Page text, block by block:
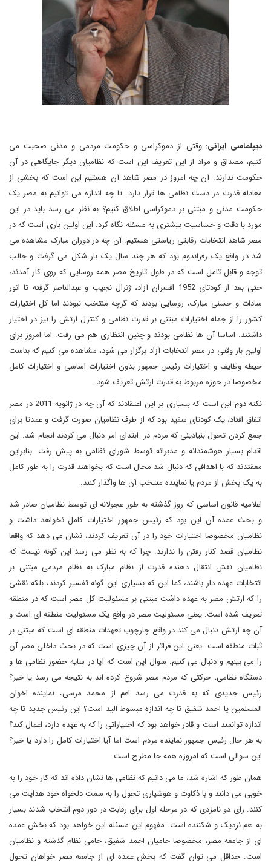
دیپلماسی ایرانی:وقتی از دموکراسی و حکومت مردمی و مدنی صحبت می
کنیم، مصداق و مراد از این تعریف این است که نظامیان دیگر جایگاهی در آن
حکومت ندارند. آن چه امروز در مصر شاهد آن هستیم این است که بخشی از
معادله قدرت در دست نظامی ها قرار دارد. تا چه اندازه می توانیم به مصر یک
حکومت مدنی و مبتنی بر دموکراسی اطلاق کنیم؟ به نظر می رسد باید در این
مورد با دقت و حساسیت بیشتری به مسئله نگاه کرد. این اولین باری است که در
مصر شاهد انتخابات رقابتی ریاستی هستیم. آن چه در دوران مبارک مشاهده می
شد در واقع یک رفراندوم بود که هر چند سال یک بار شکل می گرفت و جالب
توجه و قابل تامل است که در طول تاریخ مصر همه روسایی که روی کار آمدند،
حتی بعد از کودتای 1952 افسران آزاد، ژنرال نجیب و عبدالناصر گرفته تا انور
سادات و حسنی مبارک، روسایی بودند که گرچه منتخب نبودند اما کل اختیارات
کشور را از جمله اختیارات مبتنی بر قدرت نظامی و کنترل ارتش را نیز در اختیار
داشتند. اساسا آن ها نظامی بودند و چنین انتظاری هم می رفت. اما امروز برای
اولین بار وقتی در مصر انتخابات آزاد برگزار می شود، مشاهده می کنیم که بناست
حیطه وظایف و اختیارات رئیس جمهور بدون اختیارات اساسی و اختیارات کامل
مخصوصا در حوزه مربوط به قدرت ارتش تعریف شود.
نکته دوم این است که بسیاری بر این اعتقادند که آن چه در ژانویه 2011 در مصر
اتفاق افتاد، یک کودتای سفید بود که از طرف نظامیان صورت گرفت و عمدتا برای
جمع کردن تحول بنیادینی که مردم در ابتدای امر دنبال می کردند انجام شد. این
اقدام بسیار هوشمندانه و مدبرانه توسط شورای نظامی به پیش رفت. بنابراین
معقتدند که با اهدافی که دنبال شد محال است که بخواهند قدرت را به طور کامل
به یک بخش از مردم یا نماینده منتخب آن ها واگذار کنند.
اعلامیه قانون اساسی که روز گذشته به طور عجولانه ای توسط نظامیان صادر شد
و بحث عمده آن این بود که رئیس جمهور اختیارات کامل نخواهد داشت و
نظامیان مخصوصا اختیارات خود را در آن تعریف کردند، نشان می دهد که واقعا
نظامیان قصد کنار رفتن را ندارند. چرا که به نظر می رسد این گونه نیست که
نظامیان نقش انتقال دهنده قدرت از نظام مبارک به نظام مردمی مبتنی بر
انتخابات عهده دار باشند، کما این که بسیاری این گونه تفسیر کردند، بلکه نقشی
را که ارتش مصر به عهده داشت مبتنی بر مسئولیت کل مصر است که در منطقه
تعریف شده است. یعنی مسئولیت مصر در واقع یک مسئولیت منطقه ای است و
آن چه ارتش دنبال می کند در واقع چارچوب تعهدات منطقه ای است که مبتنی بر
ثبات منطقه است. یعنی این فراتر از آن چیزی است که در بحث داخلی مصر آن
را می بینیم و دنبال می کنیم. سوال این است که آیا در سایه حضور نظامی ها و
دستگاه نظامی، حرکتی که مردم مصر شروع کرده اند به نتیجه می رسد یا خیر؟
رئیس جدیدی که به قدرت می رسد اعم از محمد مرسی، نماینده اخوان
المسلمین یا احمد شفیق تا چه اندازه مبسوط الید است؟ این رئیس جدید تا چه
اندازه توانمند است و قادر خواهد بود که اختیاراتی را که به عهده دارد، اعمال کند؟
به هر حال رئیس جمهور نماینده مردم است اما آیا اختیارات کامل را دارد یا خیر؟
این سوالی است که امروزه همه جا مطرح است.
همان طور که اشاره شد، ما می دانیم که نظامی ها نشان داده اند که کار خود را به
خوبی می دانند و با ذکاوت و هوشیاری تحول را به سمت دلخواه خود هدایت می
کنند. رای دو نامزدی که در مرحله اول برای رقابت در دور دوم انتخاب شدند بسیار
به هم نزدیک و شکننده است. مفهوم این مسئله این خواهد بود که بخش عمده
ای از جامعه مصر، مخصوصا حامیان احمد شفیق، حامی نظام گذشته و نظامیان
است. حداقل می توان گفت که بخش عمده ای از جامعه مصر خواهان تحول